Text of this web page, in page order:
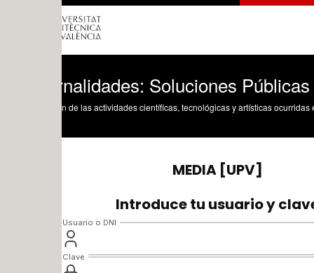
Soluciones Públicas
de las actividades científicas, tecnológicas y artísticas ocurridas en los tres